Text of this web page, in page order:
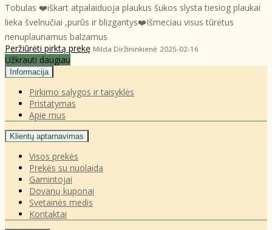
Tobulas ❤️iškart atpalaiduoja plaukus šukos slysta tiesiog plaukai
lieka švelnučiai ,purūs ir blizgantys❤️Išmeciau visus tūrėtus
nenuplaunamus balzamus
Peržiūrėti pirktą prekę Milda Diržininkienė 2025-02-16
Užkrauti daugiau
Informacija
Pirkimo sąlygos ir taisyklės
Pristatymas
Apie mus
Klientų aptarnavimas
Visos prekės
Prekės su nuolaida
Gamintojai
Dovanų kuponai
Svetainės medis
Kontaktai